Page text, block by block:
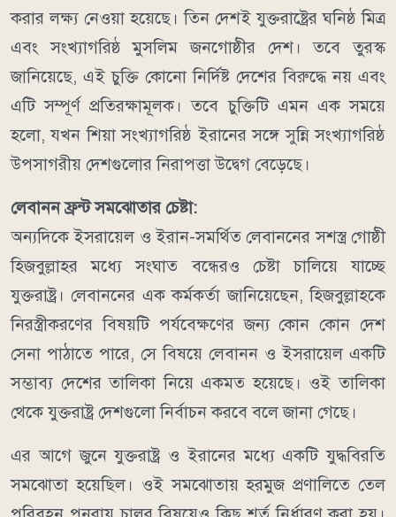
করার লক্ষ্য নেওয়া হয়েছে।তিন দেশই যুক্তরাষ্ট্রের ঘনিষ্ঠ মিত্র
এবং সংখ্যাগরিষ্ঠ মুসলিম জনগোষ্ঠীর দেশ। তবে তুরস্ক
জানিয়েছে, এই চুক্তি কোনো নির্দিষ্ট দেশের বিরুদ্ধে নয় এবং
এটি সম্পূর্ণ প্রতিরক্ষামূলক।তবে চুক্তিটি এমন এক সময়ে
হলো, যখন শিয়া সংখ্যাগরিষ্ঠ ইরানের সঙ্গে সুন্নি সংখ্যাগরিষ্ঠ
উপসাগরীয় দেশগুলোর নিরাপত্তা উদ্বেগ বেড়েছে।
লেবানন ফ্রন্ট সমঝোতার চেষ্টা:
অন্যদিকে ইসরায়েল ও ইরান-সমর্থিত লেবাননের সশস্ত্র গোষ্ঠী
হিজবুল্লাহর মধ্যে সংঘাত বন্ধেরও চেষ্টা চালিয়ে যাচ্ছে
যুক্তরাষ্ট্র। লেবাননের এক কর্মকর্তা জানিয়েছেন, হিজবুল্লাহকে
নিরস্ত্রীকরণের বিষয়টি পর্যবেক্ষণের জন্য কোন কোন দেশ
সেনা পাঠাতে পারে, সে বিষয়ে লেবানন ও ইসরায়েল একটি
সম্ভাব্য দেশের তালিকা নিয়ে একমত হয়েছে। ওই তালিকা
থেকে যুক্তরাষ্ট্র দেশগুলো নির্বাচন করবে বলে জানা গেছে।
এর আগে জুনে যুক্তরাষ্ট্র ও ইরানের মধ্যে একটি যুদ্ধবিরতি
সমঝোতা হয়েছিল। ওই সমঝোতায় হরমুজ প্রণালিতে তেল